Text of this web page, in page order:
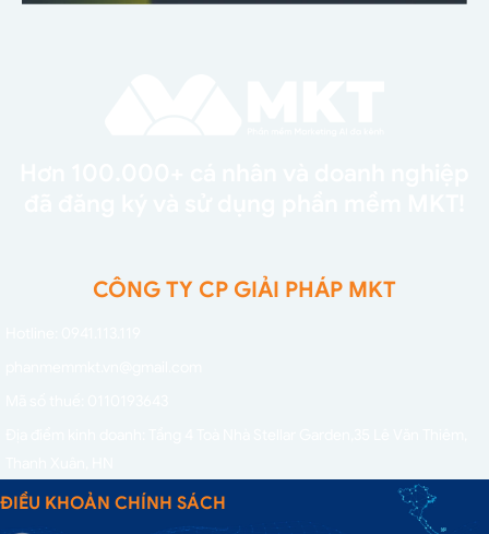
CÔNG TY CP GIẢI PHÁP MKT
ĐIỀU KHOẢN CHÍNH SÁCH